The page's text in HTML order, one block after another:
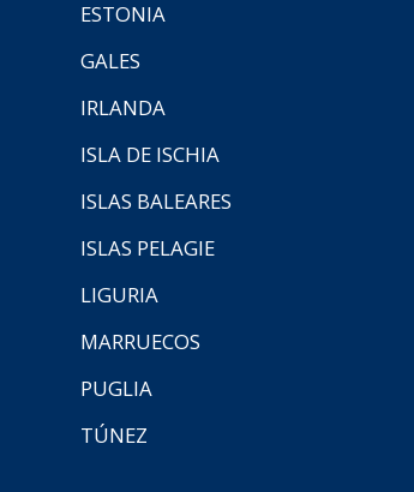
ESTONIA
GALES
IRLANDA
ISLA DE ISCHIA
ISLAS BALEARES
ISLAS PELAGIE
LIGURIA
MARRUECOS
PUGLIA
TÚNEZ